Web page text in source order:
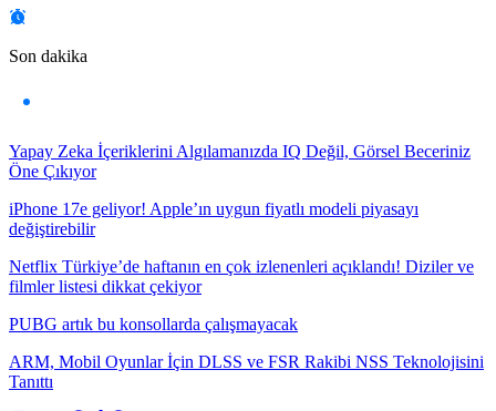
Son dakika
Yapay Zeka İçeriklerini Algılamanızda IQ Değil, Görsel Beceriniz
Öne Çıkıyor
iPhone 17e geliyor! Apple’ın uygun fiyatlı modeli piyasayı
değiştirebilir
Netflix Türkiye’de haftanın en çok izlenenleri açıklandı! Diziler ve
filmler listesi dikkat çekiyor
PUBG artık bu konsollarda çalışmayacak
ARM, Mobil Oyunlar İçin DLSS ve FSR Rakibi NSS Teknolojisini
Tanıttı